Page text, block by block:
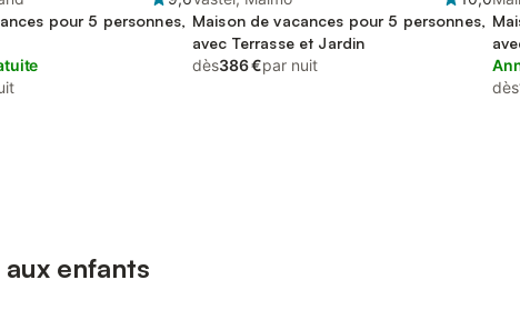
pour 5 personnes, Maison de vacances pour 5 personnes,
avec Terrasse et Jardin
dès386 €par nuit
dès
enfants